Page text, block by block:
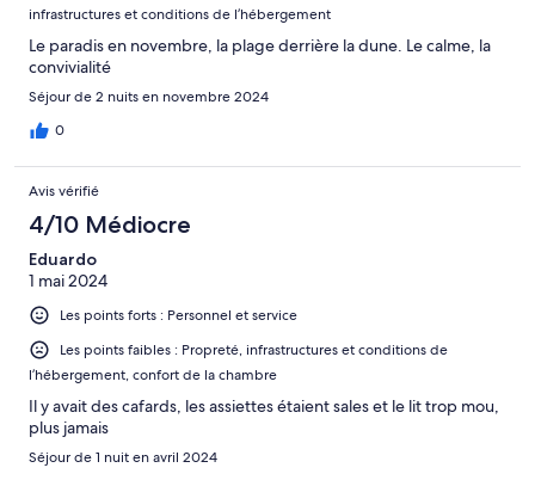
infrastructures et conditions de l’hébergement
Le paradis en novembre, la plage derrière la dune. Le calme, la
convivialité
Séjour de 2 nuits en novembre 2024
0
Avis vérifié
4/10 Médiocre
Eduardo
1 mai 2024
Les points forts : Personnel et service
Les points faibles : Propreté, infrastructures et conditions de
l’hébergement, confort de la chambre
Il y avait des cafards, les assiettes étaient sales et le lit trop mou,
plus jamais
Séjour de 1 nuit en avril 2024